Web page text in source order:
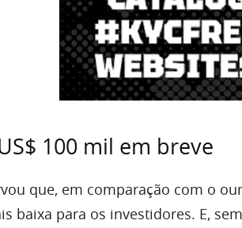
100 mil em breve
que, em comparação com o
baixa para os investidores. E,